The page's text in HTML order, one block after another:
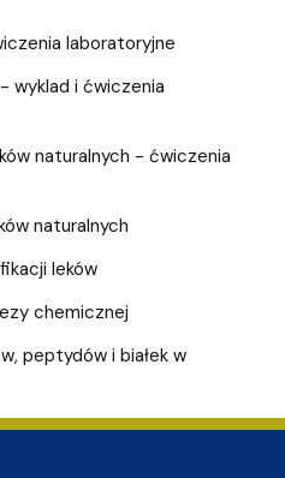
laboratoryjne
wyklad i ćwiczenia
naturalnych - ćwiczenia
naturalnych
leków
chemicznej
peptydów i białek w